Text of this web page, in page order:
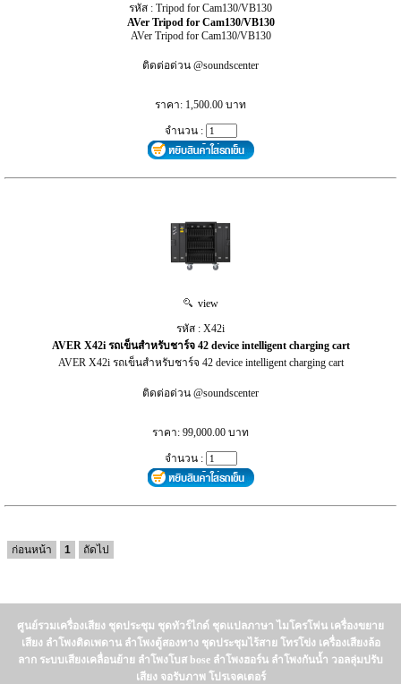
รหัส : Tripod for Cam130/VB130
AVer Tripod for Cam130/VB130
AVer Tripod for Cam130/VB130
ติดต่อด่วน @soundscenter
ราคา: 1,500.00 บาท
จำนวน :
view
รหัส : X42i
AVER X42i รถเข็นสำหรับชาร์จ 42 device intelligent charging cart
AVER X42i รถเข็นสำหรับชาร์จ 42 device intelligent charging cart
ติดต่อด่วน @soundscenter
ราคา: 99,000.00 บาท
จำนวน :
ก่อนหน้า 1 ถัดไป
ศูนย์รวมเครื่องเสียง ชุดประชุม ชุดทัวร์ไกด์ ชุดแปลภาษา ไมโครโฟน เครื่องขยาย
เสียง ลำโพงติดเพดาน ลำโพงตู้สองทาง ชุดประชุมไร้สาย โทรโข่ง เครื่องเสียงล้อ
ลาก ระบบเสียงเคลื่อนย้าย ลำโพงโบส bose ลำโพงฮอร์น ลำโพงกันน้ำ วอลลุ่มปรับ
เสียง จอรับภาพ โปรเจคเตอร์